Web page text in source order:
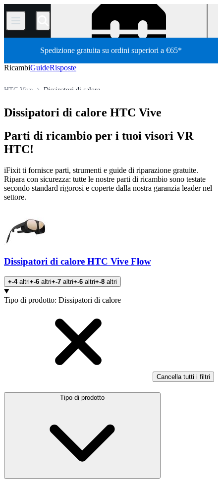
/
Spedizione gratuita su ordini superiori a €65*
RicambiGuideRisposte
Dissipatori di calore
HTC Vive
Store
Dissipatori di calore HTC Vive
Parti di ricambio per i tuoi visori VR
HTC!
iFixit ti fornisce parti, strumenti e guide di riparazione gratuite.
Ripara con sicurezza: tutte le nostre parti di ricambio sono testate
secondo standard rigorosi e coperte dalla nostra garanzia leader nel
settore.
Dissipatori di calore HTC Vive Flow
+-4altri+-6 altri+-7 altri+-6 altri+-8 altri
Prodotti
Tipo di prodotto: Dissipatori di calore
Cancella tutti i filtri
Tipo di prodotto